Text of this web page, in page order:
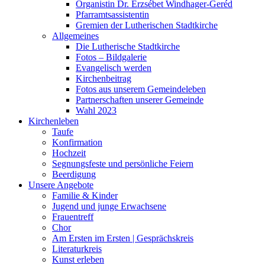
Organistin Dr. Erzsébet Windhager-Geréd
Pfarramtsassistentin
Gremien der Lutherischen Stadtkirche
Allgemeines
Die Lutherische Stadtkirche
Fotos – Bildgalerie
Evangelisch werden
Kirchenbeitrag
Fotos aus unserem Gemeindeleben
Partnerschaften unserer Gemeinde
Wahl 2023
Kirchenleben
Taufe
Konfirmation
Hochzeit
Segnungsfeste und persönliche Feiern
Beerdigung
Unsere Angebote
Familie & Kinder
Jugend und junge Erwachsene
Frauentreff
Chor
Am Ersten im Ersten | Gesprächskreis
Literaturkreis
Kunst erleben